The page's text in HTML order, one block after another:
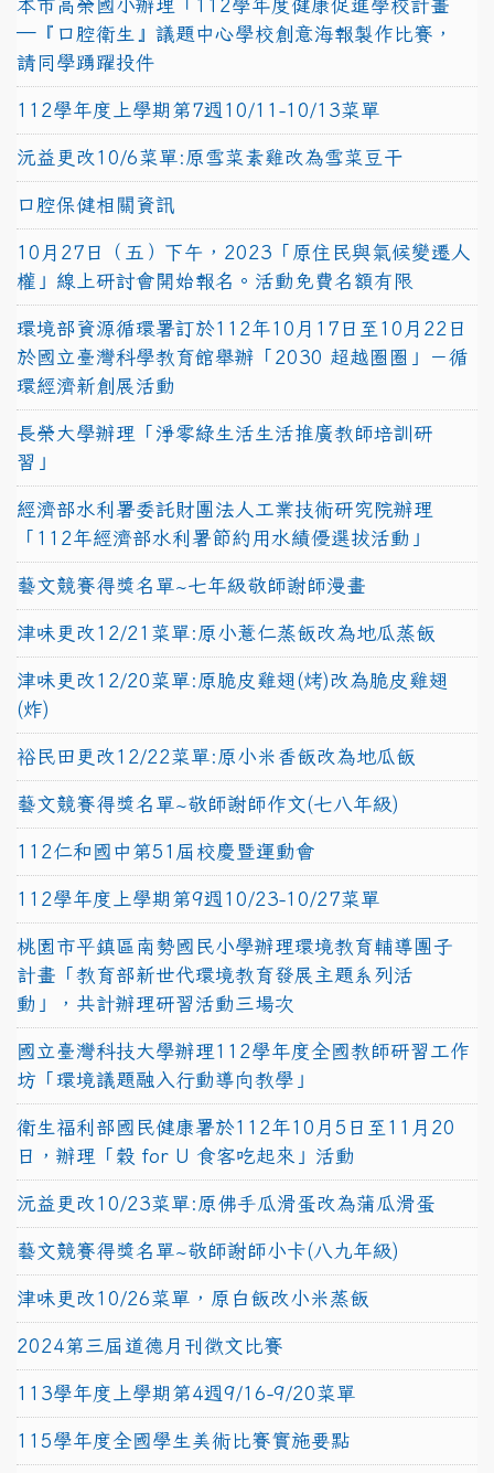
本市高榮國小辦理「112學年度健康促進學校計畫
─『口腔衛生』議題中心學校創意海報製作比賽，
請同學踴躍投件
112學年度上學期第7週10/11-10/13菜單
沅益更改10/6菜單:原雪菜素雞改為雪菜豆干
口腔保健相關資訊
10月27日（五）下午，2023「原住民與氣候變遷人
權」線上研討會開始報名。活動免費名額有限
環境部資源循環署訂於112年10月17日至10月22日
於國立臺灣科學教育館舉辦「2030 超越圈圈」－循
環經濟新創展活動
長榮大學辦理「淨零綠生活生活推廣教師培訓研
習」
經濟部水利署委託財團法人工業技術研究院辦理
「112年經濟部水利署節約用水績優選拔活動」
藝文競賽得獎名單~七年級敬師謝師漫畫
津味更改12/21菜單:原小薏仁蒸飯改為地瓜蒸飯
津味更改12/20菜單:原脆皮雞翅(烤)改為脆皮雞翅
(炸)
裕民田更改12/22菜單:原小米香飯改為地瓜飯
藝文競賽得獎名單~敬師謝師作文(七八年級)
112仁和國中第51屆校慶暨運動會
112學年度上學期第9週10/23-10/27菜單
桃園市平鎮區南勢國民小學辦理環境教育輔導團子
計畫「教育部新世代環境教育發展主題系列活
動」，共計辦理研習活動三場次
國立臺灣科技大學辦理112學年度全國教師研習工作
坊「環境議題融入行動導向教學」
衛生福利部國民健康署於112年10月5日至11月20
日，辦理「穀 for U 食客吃起來」活動
沅益更改10/23菜單:原佛手瓜滑蛋改為蒲瓜滑蛋
藝文競賽得獎名單~敬師謝師小卡(八九年級)
津味更改10/26菜單，原白飯改小米蒸飯
2024第三屆道德月刊徵文比賽
113學年度上學期第4週9/16-9/20菜單
115學年度全國學生美術比賽實施要點